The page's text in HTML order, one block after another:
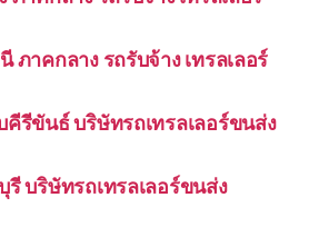
ภาคกลาง รถรับจ้าง เทรลเลอร์
รีขันธ์ บริษัทรถเทรลเลอร์ขนส่ง
บริษัทรถเทรลเลอร์ขนส่ง